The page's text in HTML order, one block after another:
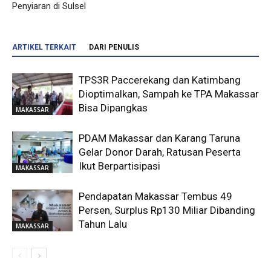
Penyiaran di Sulsel
ARTIKEL TERKAIT DARI PENULIS
MAKASSAR
TPS3R Paccerekang dan Katimbang
Dioptimalkan, Sampah ke TPA Makassar
Bisa Dipangkas
MAKASSAR
PDAM Makassar dan Karang Taruna
Gelar Donor Darah, Ratusan Peserta
Ikut Berpartisipasi
MAKASSAR
Pendapatan Makassar Tembus 49
Persen, Surplus Rp130 Miliar Dibanding
Tahun Lalu